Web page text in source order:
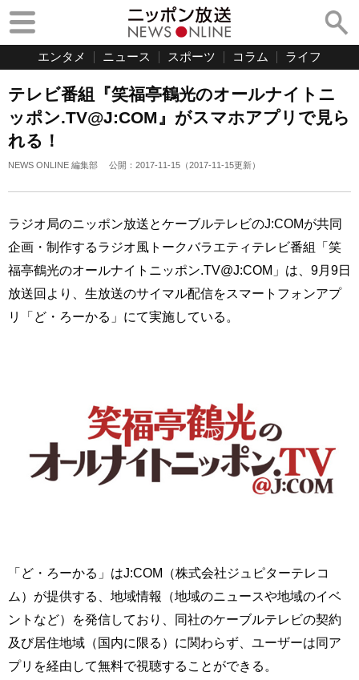
エンタメ ニュース スポーツ コラム ライフ
テレビ番組『笑福亭鶴光のオールナイトニ
ッポン.TV@J:COM』がスマホアプリで見ら
れる！
NEWS ONLINE 編集部 公開： 2017-11-15 （2017-11-15更新）
ラジオ局のニッポン放送とケーブルテレビのJ:COMが共同
企画・制作するラジオ風トークバラエティテレビ番組「笑
福亭鶴光のオールナイトニッポン.TV@J:COM」は、9月9日
放送回より、生放送のサイマル配信をスマートフォンアプ
リ「ど・ろーかる」にて実施している。
「ど・ろーかる」はJ:COM（株式会社ジュピターテレコ
ム）が提供する、地域情報（地域のニュースや地域のイベ
ントなど）を発信しており、同社のケーブルテレビの契約
及び居住地域（国内に限る）に関わらず、ユーザーは同ア
プリを経由して無料で視聴することができる。